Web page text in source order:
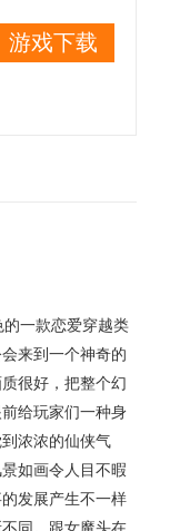
游戏下载
一款恋爱穿越类
来到一个神奇的
很好，把整个幻
给玩家们一种身
浓浓的仙侠气
如画令人目不暇
发展产生不一样